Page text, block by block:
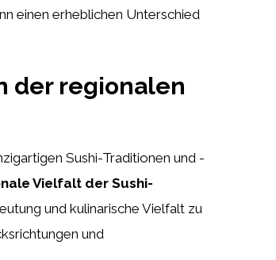
einen erheblichen Unterschied
der regionalen
Sushi-Traditionen und -
Vielfalt der Sushi-
und kulinarische Vielfalt zu
und